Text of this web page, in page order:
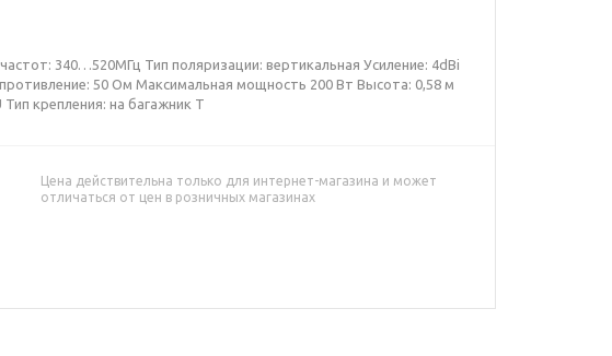
340…520МГц Тип поляризации: вертикальная Усиление: 4dBi
50 Ом Максимальная мощность 200 Вт Высота: 0,58 м
Тип крепления: на багажник Т
Цена действительна только для интернет-магазина и может
отличаться от цен в розничных магазинах